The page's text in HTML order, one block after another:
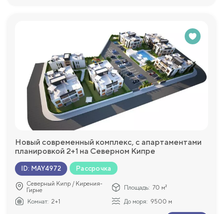
Новый современный комплекс, с апартаментами
планировкой 2+1 на Северном Кипре
ID: MAY4972 Рассрочка
Северный Кипр / Кирения-
Гирне
Площадь: 70 м²
Комнат: 2+1 До моря: 9500 м